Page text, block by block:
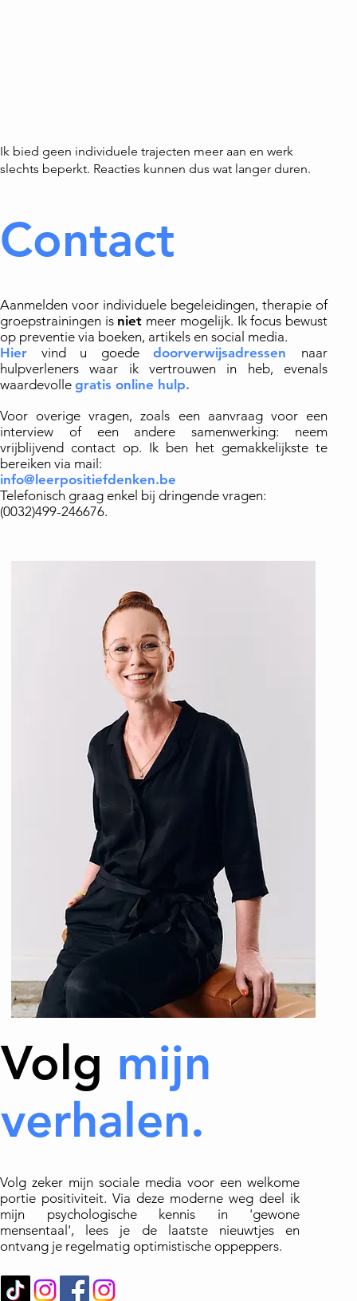
Ik bied geen individuele trajecten meer aan en werk
slechts beperkt. Reacties kunnen dus wat langer duren.
Contact
Aanmelden voor individuele begeleidingen, therapie of
groepstrainingen is niet meer mogelijk. Ik focus bewust
op preventie via boeken, artikels en social media.
Hier vind u goededoorverwijsadressen naar
hulpverleners waar ik vertrouwen in heb, evenals
waardevolle gratis online hulp.
Voor overige vragen, zoals een aanvraag voor een
interview of een andere samenwerking: neem
vrijblijvend contact op. Ik ben het gemakkelijkste te
bereiken via mail:
info@leerpositiefdenken.be
Telefonisch graag enkel bij dringende vragen:
(0032)499-246676.
Volg mijn
verhalen.
Volg zeker mijn sociale media voor een welkome
portie positiviteit. Via deze moderne weg deel ik
mijn psychologische kennis in 'gewone
mensentaal', lees je de laatste nieuwtjes en
ontvang je regelmatig optimistische oppeppers.